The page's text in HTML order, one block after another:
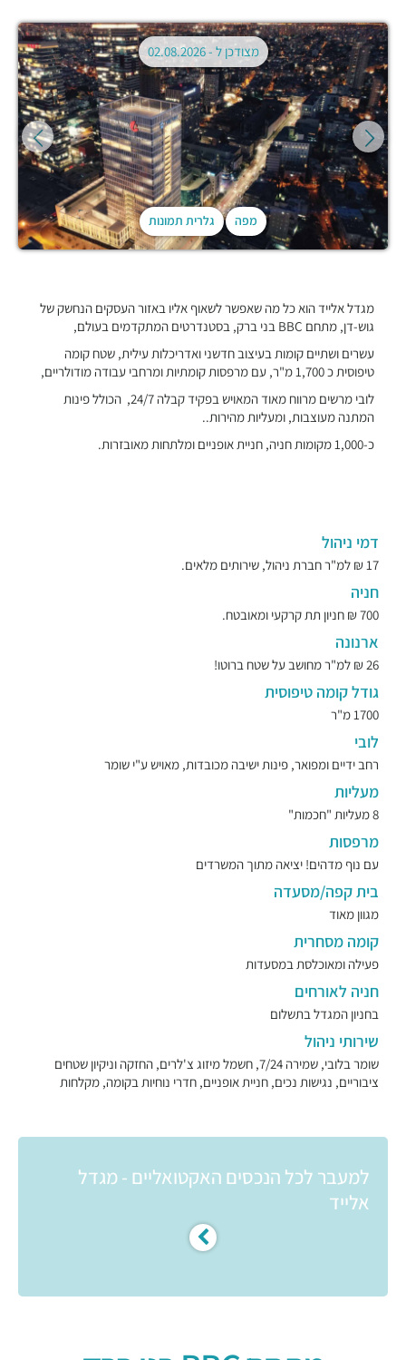
מפה גלרית תמונות
מצודכן ל -02.08.2026
מגדל אלייד הוא כל מה שאפשר לשאוף אליו באזור העסקים הנחשק של
גוש-דן, מתחם BBC בני ברק, בסטנדרטים המתקדמים בעולם,
‬עשרים ושתיים קומות‭ ‬בעיצוב‭ ‬חדשני‭ ‬ואדריכלות‭
‬טיפוסית‭ ‬כ‭ ‬1,700‭ ‬מ‭"‬ר, עם מרפסות קומתיות ו
מרחבי עבודה מודולריים,
לובי מרשים מרווח מאוד המאויש בפקיד קבלה 24/7, הכולל פינות
המתנה מעוצבות, ומעליות מהירות..
כ-1,000 מקומות חניה, חניית אופניים ומלתחות מאובזרות.
דמי ניהול
17 ₪ למ"ר חברת ניהול, שירותים מלאים.
חניה
700 ₪ חניון תת קרקעי ומאובטח.
ארנונה
26 ₪ למ"ר מחושב על שטח ברוטו!
גודל קומה טיפוסית
1700 מ"ר
לובי
רחב ידיים ומפואר, פינות ישיבה מכובדות, מאויש ע"י שומר
מעליות
8 מעליות "חכמות"
מרפסות
עם נוף מדהים! יציאה מתוך המשרדים
בית קפה/מסעדה
מגוון מאוד
קומה מסחרית
פעילה ומאוכלסת במסעדות
חניה לאורחים
בחניון המגדל בתשלום
שירותי ניהול
שומר בלובי, שמירה 7/24, חשמל מיזוג צ'לרים, החזקה וניקיון שטחים
ציבוריים, נגישות נכים, חניית אופניים, חדרי נוחיות בקומה, מקלחות
למעבר לכל הנכסים האקטואליים - מגדל
אלייד